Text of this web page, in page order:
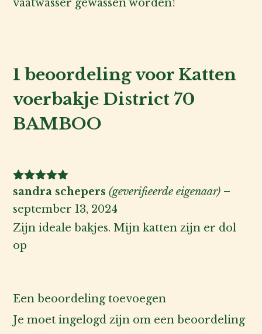
vaatwasser gewassen worden!
1 beoordeling voor Katten
voerbakje District 70
BAMBOO
Gewaardeerd
sandra schepers(geverifieerde eigenaar) –
september 13, 2024
Zijn ideale bakjes. Mijn katten zijn er dol
op
Een beoordeling toevoegen
Je moetingelogd zijn om een beoordeling